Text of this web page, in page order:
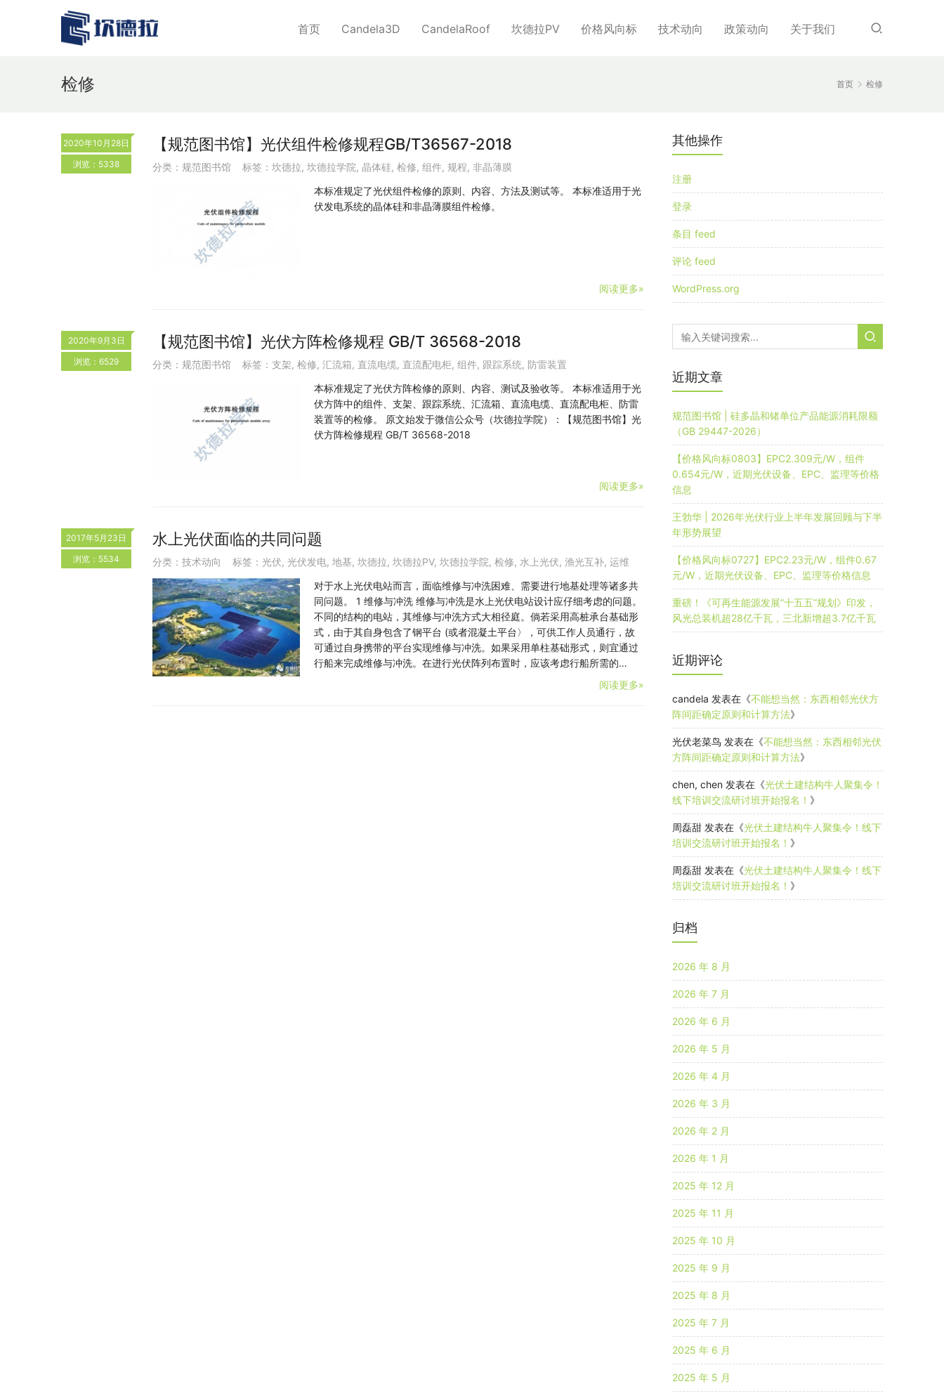
首页 Candela3D CandelaRoof 坎德拉PV 价格风向标 技术动向 政策动向 关于我们
首页 检修
检修
2020年10月28日
浏览：5338
【规范图书馆】光伏组件检修规程GB/T36567-2018
分类： 规范图书馆 标签： 坎德拉, 坎德拉学院, 晶体硅, 检修, 组件, 规程, 非晶薄膜
本标准规定了光伏组件检修的原则、内容、方法及测试等。 本标准适用于光
伏发电系统的晶体硅和非晶薄膜组件检修。
阅读更多»
2020年9月3日
浏览：6529
【规范图书馆】光伏方阵检修规程 GB/T 36568-2018
分类： 规范图书馆 标签： 支架, 检修, 汇流箱, 直流电缆, 直流配电柜, 组件, 跟踪系统, 防雷装置
本标准规定了光伏方阵检修的原则、内容、测试及验收等。 本标准适用于光
伏方阵中的组件、支架、跟踪系统、汇流箱、直流电缆、直流配电柜、防雷
装置等的检修。 原文始发于微信公众号（坎德拉学院）：【规范图书馆】光
伏方阵检修规程 GB/T 36568-2018
阅读更多»
2017年5月23日
浏览：5534
水上光伏面临的共同问题
分类： 技术动向 标签： 光伏, 光伏发电, 地基, 坎德拉, 坎德拉PV, 坎德拉学院, 检修, 水上光伏, 渔光互补, 运维
对于水上光伏电站而言，面临维修与冲洗困难、需要进行地基处理等诸多共
同问题。 1 维修与冲洗 维修与冲洗是水上光伏电站设计应仔细考虑的问题。
不同的结构的电站，其维修与冲洗方式大相径庭。倘若采用高桩承台基础形
式，由于其自身包含了钢平台 (或者混凝土平台〉，可供工作人员通行，故
可通过自身携带的平台实现维修与冲洗。如果采用单柱基础形式，则宜通过
行船来完成维修与冲洗。在进行光伏阵列布置时，应该考虑行船所需的…
阅读更多»
其他操作
注册
登录
条目 feed
评论 feed
WordPress.org
近期文章
规范图书馆 | 硅多晶和锗单位产品能源消耗限额
（GB 29447-2026）
【价格风向标0803】EPC2.309元/W，组件
0.654元/W，近期光伏设备、EPC、监理等价格
信息
王勃华 | 2026年光伏行业上半年发展回顾与下半
年形势展望
【价格风向标0727】EPC2.23元/W，组件0.67
元/W，近期光伏设备、EPC、监理等价格信息
重磅！《可再生能源发展“十五五”规划》印发，
风光总装机超28亿千瓦，三北新增超3.7亿千瓦
近期评论
candela 发表在《不能想当然：东西相邻光伏方
阵间距确定原则和计算方法》
光伏老菜鸟 发表在《不能想当然：东西相邻光伏
方阵间距确定原则和计算方法》
chen, chen 发表在《光伏土建结构牛人聚集令！
线下培训交流研讨班开始报名！ 》
周磊甜 发表在《光伏土建结构牛人聚集令！线下
培训交流研讨班开始报名！ 》
周磊甜 发表在《光伏土建结构牛人聚集令！线下
培训交流研讨班开始报名！ 》
归档
2026 年 8 月
2026 年 7 月
2026 年 6 月
2026 年 5 月
2026 年 4 月
2026 年 3 月
2026 年 2 月
2026 年 1 月
2025 年 12 月
2025 年 11 月
2025 年 10 月
2025 年 9 月
2025 年 8 月
2025 年 7 月
2025 年 6 月
2025 年 5 月